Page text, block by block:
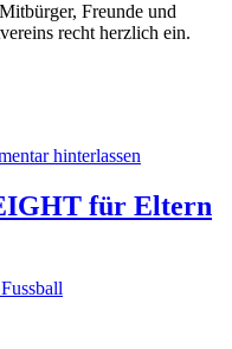
Freunde und
recht herzlich ein.
hinterlassen
für Eltern